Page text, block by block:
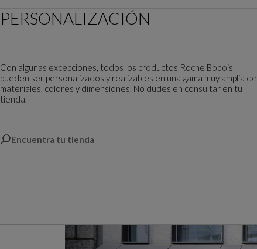
PERSONALIZACIÓN
Con algunas excepciones, todos los productos Roche Bobois
pueden ser personalizados y realizables en una gama muy amplia de
materiales, colores y dimensiones. No dudes en consultar en tu
tienda.
Encuentra tu tienda